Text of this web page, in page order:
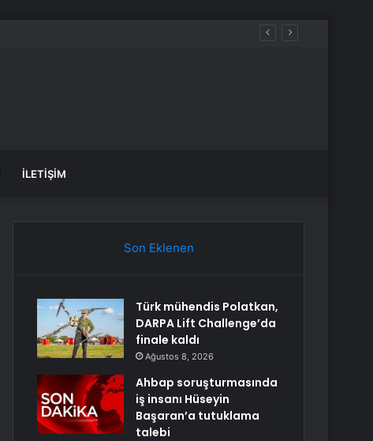
İLETIŞIM
Son Eklenen
Türk mühendis Polatkan,
DARPA Lift Challenge’da
finale kaldı
Ağustos 8, 2026
Ahbap soruşturmasında
iş insanı Hüseyin
Başaran’a tutuklama
talebi